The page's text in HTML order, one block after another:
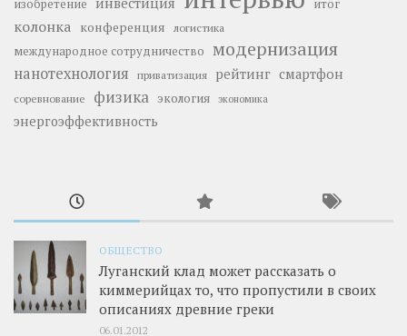
изобретение итог
колонка конференция логистика
международное сотрудничество модернизация
нанотехнология приватизация рейтинг смартфон
соревнование физика экология экономика
энергоэффективность
ОБЩЕСТВО
Луганский клад может рассказать о
киммерийцах то, что пропустили в своих
описаниях древние греки
06.01.2012